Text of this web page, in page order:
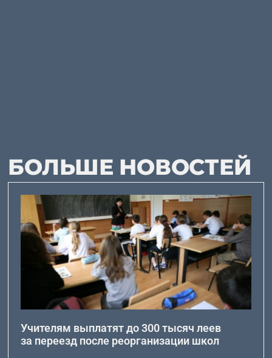
БОЛЬШЕ НОВОСТЕЙ
Учителям выплатят до 300 тысяч леев
за переезд после реорганизации школ